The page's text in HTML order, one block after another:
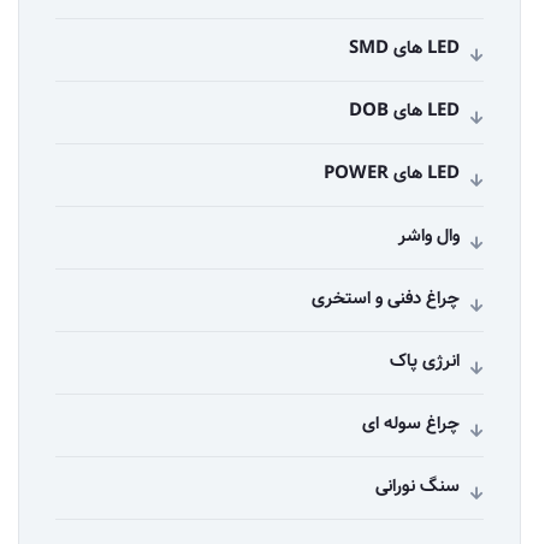
LED های SMD
LED های DOB
LED های POWER
وال واشر
چراغ دفنی و استخری
انرژی پاک
چراغ سوله ای
سنگ نورانی